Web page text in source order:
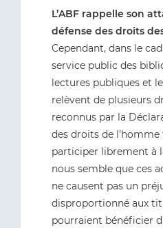
L’ABF rappelle son
défense des droits
Cependant, dans le
service public des
lectures publiques et
relèvent de plusieurs
reconnus par la
des droits de
participer librement à
nous semble que ces
ne causent pas un
disproportionné aux
pourraient bénéficier